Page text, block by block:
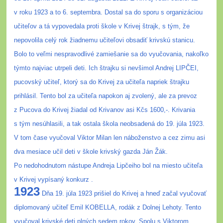
v roku 1923 a to 6. septembra. Dostal sa do sporu s organizáciou
učiteľov a tá vypovedala proti škole v Krivej štrajk, s tým, že
nepovolila celý rok žiadnemu učiteľovi obsadiť krivskú stanicu.
Bolo to veľmi nespravodlivé zamiešanie sa do vyučovania, nakoľko
týmto najviac utrpeli deti. Ich štrajku si nevšimol Andrej LIPČEI,
pucovský učiteľ, ktorý sa do Krivej za učiteľa napriek štrajku
prihlásil. Tento bol za učiteľa napokon aj zvolený, ale za prevoz
z Pucova do Krivej žiadal od Krivanov asi Kčs 1600,-. Krivania
s tým nesúhlasili, a tak ostala škola neobsadená do 19. júla 1923.
V tom čase vyučoval Viktor Milan len náboženstvo a cez zimu asi
dva mesiace učil deti v škole krivský gazda Ján Žák.
Po nedohodnutom nástupe Andreja Lipčeiho bol na miesto učiteľa
v Krivej vypísaný konkurz .
1923 Dňa 19. júla 1923 prišiel do Krivej a hneď začal vyučovať
diplomovaný učiteľ Emil KOBELLA, rodák z Dolnej Lehoty. Tento
vyučoval krivské deti plných sedem rokov. Spolu s Viktorom